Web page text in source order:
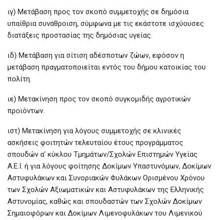
ιγ) Μετάβαση προς τον σκοπό συμμετοχής σε δημόσια
υπαίθρια συνάθροιση, σύμφωνα με τις εκάστοτε ισχύουσες
διατάξεις προστασίας της δημόσιας υγείας.
ιδ) Μετάβαση για σίτιση αδέσποτων ζώων, εφόσον η
μετάβαση πραγματοποιείται εντός του δήμου κατοικίας του
πολίτη.
ιε) Μετακίνηση προς τον σκοπό συγκομιδής αγροτικών
προϊόντων.
ιστ) Μετακίνηση για λόγους συμμετοχής σε κλινικές
ασκήσεις φοιτητών τελευταίου έτους προγράμματος
σπουδών α’ κύκλου Τμημάτων/Σχολών Επιστημών Υγείας
Α.Ε.Ι. ή για λόγους φοίτησης Δοκίμων Υπαστυνόμων, Δοκίμων
Αστυφυλάκων και Συνοριακών Φυλάκων Ορισμένου Χρόνου
των Σχολών Αξιωματικών και Αστυφυλάκων της Ελληνικής
Αστυνομίας, καθώς και σπουδαστών των Σχολών Δοκίμων
Σημαιοφόρων και Δοκίμων Λιμενοφυλάκων του Λιμενικού